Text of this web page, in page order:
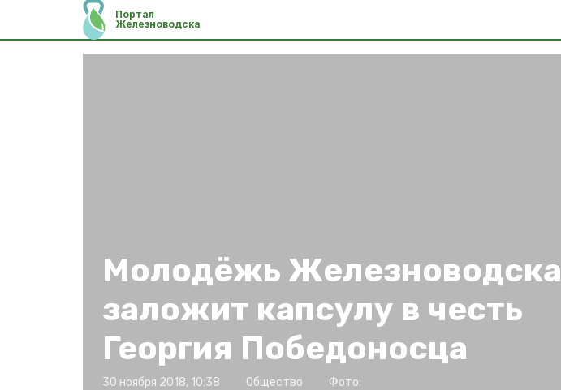
Портал
Железноводска
Молодёжь Железноводска
заложит капсулу в честь
Георгия Победоносца
30 ноября 2018, 10:38 Общество Фото: